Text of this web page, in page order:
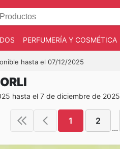
PERFUMERÍA Y COSMÉTICA
hasta el 07/12/2025
hasta el 7 de diciembre de 2025
1 2
...